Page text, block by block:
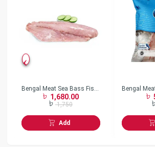
Bengal Meat Sea Bass Fish
Fillet 1Kg 1,680.00
1,750
Add
Bengal